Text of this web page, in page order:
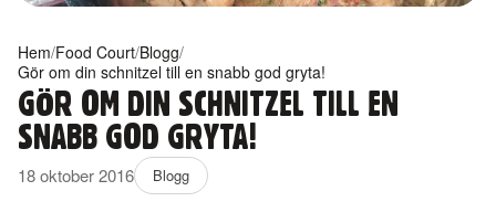
Hem/Food Court/Blogg/
Gör om din schnitzel till en snabb god gryta!
GÖR OM DIN SCHNITZEL TILL EN
SNABB GOD GRYTA!
18 oktober 2016 Blogg